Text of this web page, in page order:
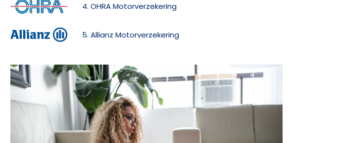
4. OHRA Motorverzekering
5. Allianz Motorverzekering